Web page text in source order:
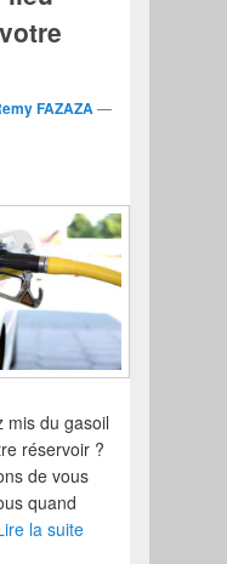
FAZAZA—
mis du gasoil
réservoir ?
de vous
quand
la suite